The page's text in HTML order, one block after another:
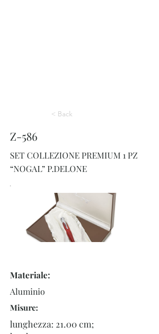
< Back
Z-586
SET COLLEZIONE PREMIUM 1 PZ
“NOGAL” P.DELONE
Materiale:
Aluminio
Misure:
lunghezza: 21.00 cm;